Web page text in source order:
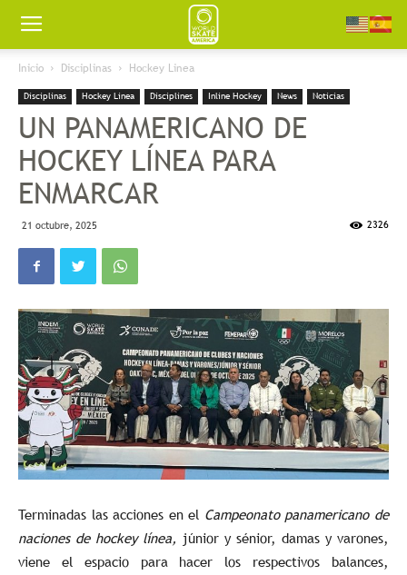
Worldskate
America
Inicio Disciplinas Hockey Linea
Disciplinas Hockey Linea Disciplines Inline Hockey News Noticias
UN PANAMERICANO DE
HOCKEY LÍNEA PARA
ENMARCAR
21 octubre, 2025 2326
Terminadas las acciones en el Campeonato panamericano de
naciones de hockey línea, júnior y sénior, damas y varones,
viene el espacio para hacer los respectivos balances,